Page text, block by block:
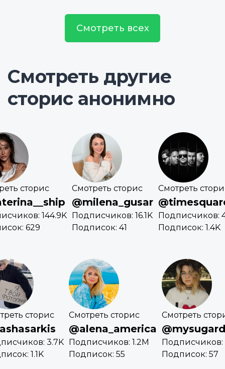
Смотреть всех
Смотреть другие
сторис анонимно
сторис
144.9K
629
Смотреть сторис
@milena_gusar
Подписчиков: 16.1K
Подписок: 41
Смотреть
Подписчиков:
Подписок: 1.4K
сторис
3.7K
1.1K
Смотреть сторис
@alena_america
Подписчиков: 1.2M
Подписок: 55
Смотреть
Подписчиков:
Подписок: 57